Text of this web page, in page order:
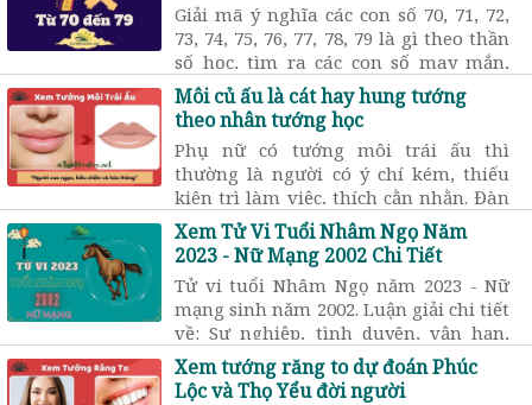
Giải mã ý nghĩa các con số 70, 71, 72,
73, 74, 75, 76, 77, 78, 79 là gì theo thần
số học, tìm ra các con số may mắn,
tránh số xấu trong cầu tài lộc, tình
yêu theo phong thủy.
Môi củ ấu là cát hay hung tướng
theo nhân tướng học
Phụ nữ có tướng môi trái ấu thì
thường là người có ý chí kém, thiếu
kiên trì làm việc, thích cằn nhằn. Đàn
ông có môi trái ấu thì cao ngạo, hiếu
chiến nhưng rất tốt bụng.
Xem Tử Vi Tuổi Nhâm Ngọ Năm
2023 - Nữ Mạng 2002 Chi Tiết
Tử vi tuổi Nhâm Ngọ năm 2023 - Nữ
mạng sinh năm 2002. Luận giải chi tiết
về: Sự nghiệp, tình duyên, vận hạn,
chi tiết 12 tháng trong năm 2023.
Xem tướng răng to dự đoán Phúc
Lộc và Thọ Yểu đời người